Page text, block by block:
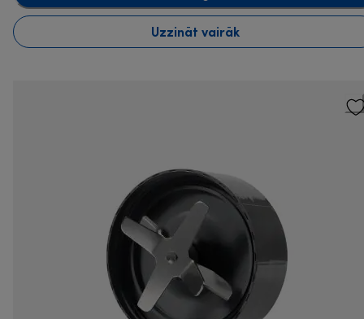
Uzzināt vairāk